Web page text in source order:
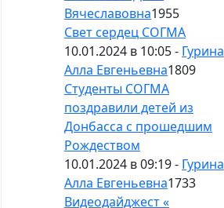
Вячеславовна1955
Свет сердец СОГМА
10.01.2024 в 10:05 - Гурина
Алла Евгеньевна1809
Студенты СОГМА
поздравили детей из
Донбасса с прошедшим
Рождеством
10.01.2024 в 09:19 - Гурина
Алла Евгеньевна1733
Видеодайджест «